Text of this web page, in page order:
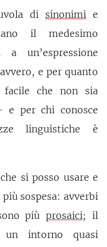
di sinonimi e
il medesimo
un’espressione
e per quanto
che non sia
e per chi conosce
linguistiche è
si posso usare e
sospesa: avverbi
sono piùprosaici; il
un intorno quasi